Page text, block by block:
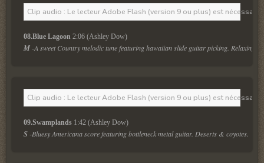
Clip audio : Le lecteur Adobe Flash (version 9 ou plus) est
08.Blue Lagoon 2:06 (Ashley Dow)
M -A sweet Country melodic tune featuring hawaiian slide guitar picking. Relaxing &
Clip audio : Le lecteur Adobe Flash (version 9 ou plus) est
09.Swamplands 1:42 (Ashley Dow)
S -Bluesy Americana score featuring bottleneck metal guitar. Deserts & coyotes.